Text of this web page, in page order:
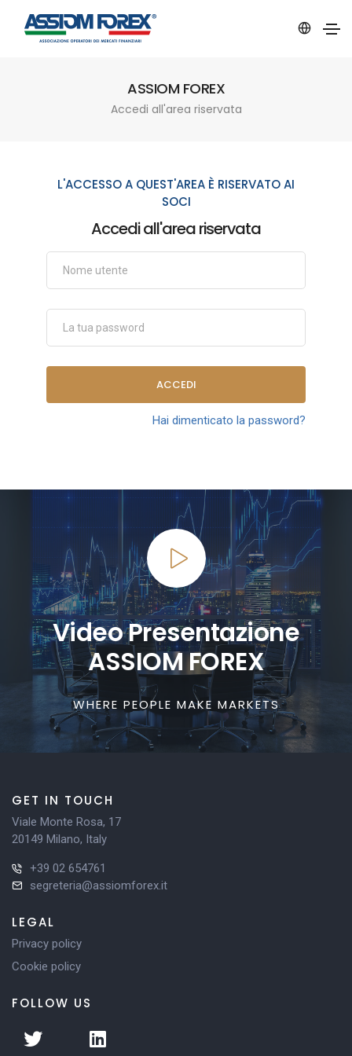
ASSIOM FOREX
Accedi all'area riservata
L'ACCESSO A QUEST'AREA È RISERVATO AI
SOCI
Accedi all'area riservata
ACCEDI
Hai dimenticato la password?
Video Presentazione
ASSIOM FOREX
WHERE PEOPLE MAKE MARKETS
GET IN TOUCH
Viale Monte Rosa, 17
20149 Milano, Italy
+39 02 654761
segreteria@assiomforex.it
LEGAL
Privacy policy
Cookie policy
FOLLOW US